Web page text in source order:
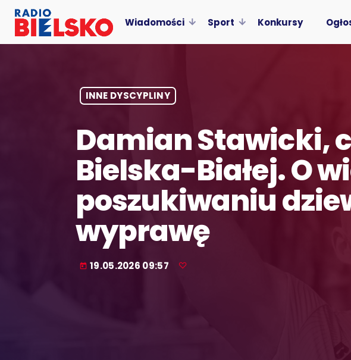
Wiadomości Sport Konkursy
INNE DYSCYPLINY
Damian Stawicki,
Bielska-Białej. O
poszukiwaniu
wyprawę
today 19.05.2026 09:57